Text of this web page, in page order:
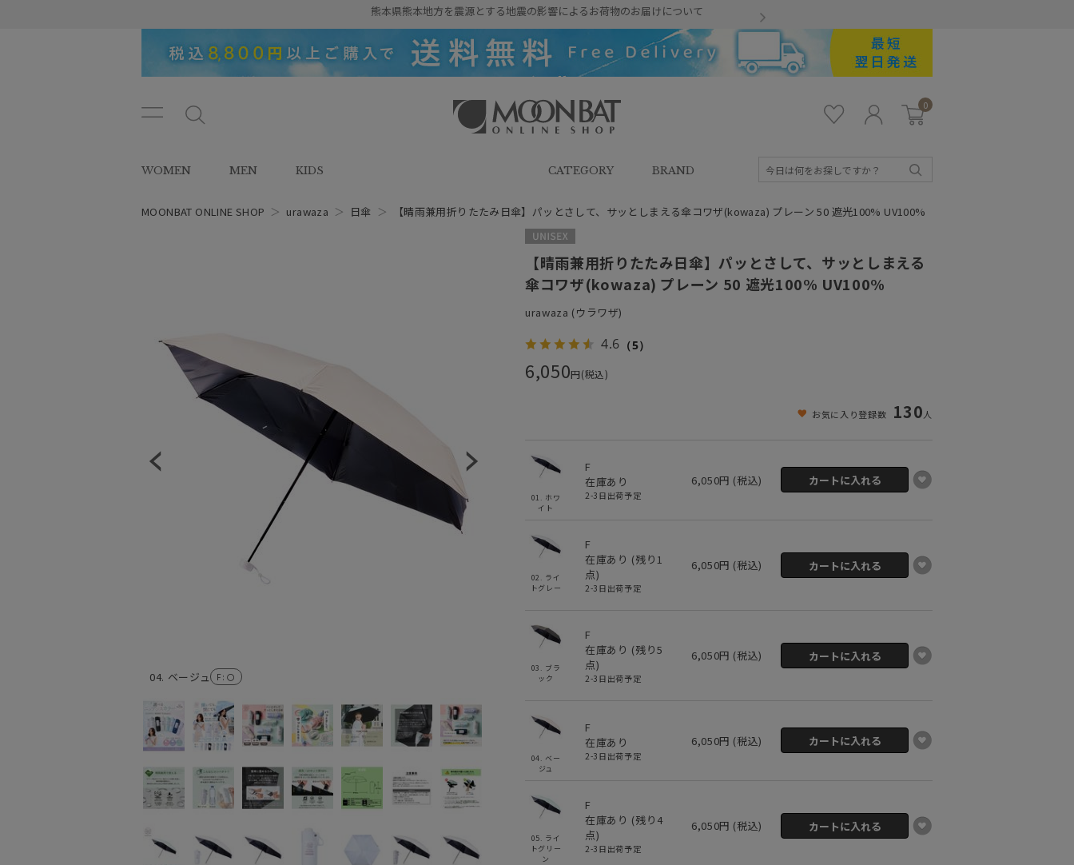
熊本県熊本地方を震源とする地震の影響によるお荷物のお届けについて
ン
ュ
ー
タ
SHOP（ムーンバットオンラインシ
イ
ン
0
WOMEN MEN KIDS CATEGORY BRAND
MOONBAT ONLINE SHOP ＞ urawaza ＞ 日傘 ＞ 【晴雨兼用折りたたみ日傘】パッとさして、サッとしまえる傘コワザ(kowaza) プレーン 50 遮光100% UV100%
04. ベージュ F : 〇
【晴雨兼用折りたたみ日傘】パッとさして、サッとしまえる
傘コワザ(kowaza) プレーン 50 遮光100% UV100%
urawaza (ウラワザ)
4.6 （5）
6,050円(税込)
お気に入り登録数 130人
01. ホワ
イト
F
在庫あり
2-3日出荷予定
6,050円 (税込)
02. ライ
トグレー
F
在庫あり (残り1
点)
2-3日出荷予定
6,050円 (税込)
03. ブラ
ック
F
在庫あり (残り5
点)
2-3日出荷予定
6,050円 (税込)
04. ベー
ジュ
F
在庫あり
2-3日出荷予定
6,050円 (税込)
05. ライ
トグリー
ン
F
在庫あり (残り 4
点)
2-3日出荷予定
6,050円 (税込)